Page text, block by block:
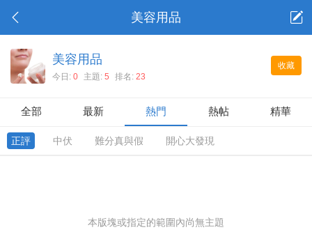
美容用品
收藏
美容用品
今日: 0 主題: 5 排名: 23
全部 最新 熱門 熱帖 精華
正評 中伏 難分真與假 開心大發現
本版塊或指定的範圍內尚無主題